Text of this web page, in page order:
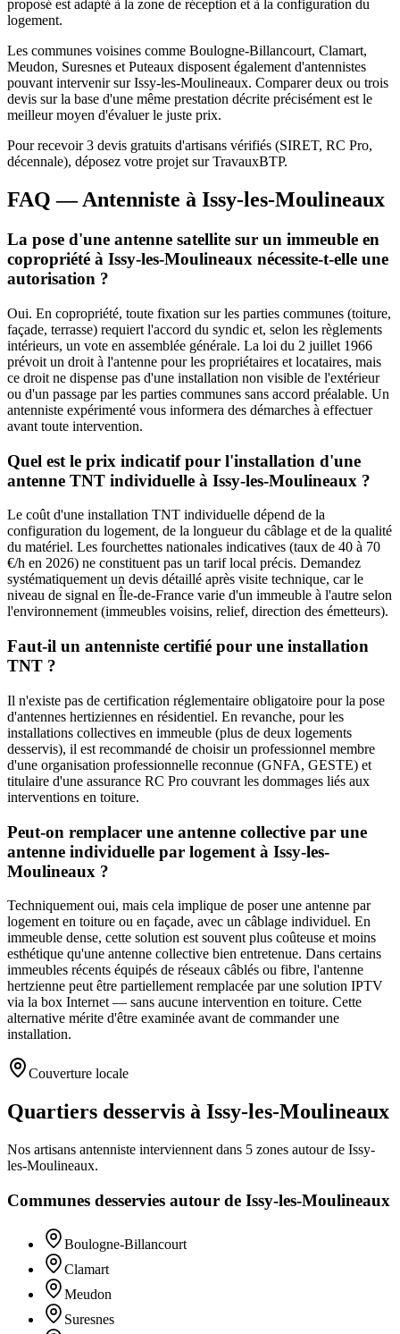
proposé est adapté à la zone de réception et à la configuration du
logement.
Les communes voisines comme Boulogne-Billancourt, Clamart,
Meudon, Suresnes et Puteaux disposent également d'antennistes
pouvant intervenir sur Issy-les-Moulineaux. Comparer deux ou trois
devis sur la base d'une même prestation décrite précisément est le
meilleur moyen d'évaluer le juste prix.
Pour recevoir 3 devis gratuits d'artisans vérifiés (SIRET, RC Pro,
décennale), déposez votre projet sur TravauxBTP.
FAQ — Antenniste à Issy-les-Moulineaux
La pose d'une antenne satellite sur un immeuble en
copropriété à Issy-les-Moulineaux nécessite-t-elle une
autorisation ?
Oui. En copropriété, toute fixation sur les parties communes (toiture,
façade, terrasse) requiert l'accord du syndic et, selon les règlements
intérieurs, un vote en assemblée générale. La loi du 2 juillet 1966
prévoit un droit à l'antenne pour les propriétaires et locataires, mais
ce droit ne dispense pas d'une installation non visible de l'extérieur
ou d'un passage par les parties communes sans accord préalable. Un
antenniste expérimenté vous informera des démarches à effectuer
avant toute intervention.
Quel est le prix indicatif pour l'installation d'une
antenne TNT individuelle à Issy-les-Moulineaux ?
Le coût d'une installation TNT individuelle dépend de la
configuration du logement, de la longueur du câblage et de la qualité
du matériel. Les fourchettes nationales indicatives (taux de 40 à 70
€/h en 2026) ne constituent pas un tarif local précis. Demandez
systématiquement un devis détaillé après visite technique, car le
niveau de signal en Île-de-France varie d'un immeuble à l'autre selon
l'environnement (immeubles voisins, relief, direction des émetteurs).
Faut-il un antenniste certifié pour une installation
TNT ?
Il n'existe pas de certification réglementaire obligatoire pour la pose
d'antennes hertiziennes en résidentiel. En revanche, pour les
installations collectives en immeuble (plus de deux logements
desservis), il est recommandé de choisir un professionnel membre
d'une organisation professionnelle reconnue (GNFA, GESTE) et
titulaire d'une assurance RC Pro couvrant les dommages liés aux
interventions en toiture.
Peut-on remplacer une antenne collective par une
antenne individuelle par logement à Issy-les-
Moulineaux ?
Techniquement oui, mais cela implique de poser une antenne par
logement en toiture ou en façade, avec un câblage individuel. En
immeuble dense, cette solution est souvent plus coûteuse et moins
esthétique qu'une antenne collective bien entretenue. Dans certains
immeubles récents équipés de réseaux câblés ou fibre, l'antenne
hertzienne peut être partiellement remplacée par une solution IPTV
via la box Internet — sans aucune intervention en toiture. Cette
alternative mérite d'être examinée avant de commander une
installation.
Couverture locale
Quartiers desservis à Issy-les-Moulineaux
Nos artisans antenniste interviennent dans 5 zones autour de Issy-
les-Moulineaux.
Communes desservies autour de Issy-les-Moulineaux
Boulogne-Billancourt
Clamart
Meudon
Suresnes